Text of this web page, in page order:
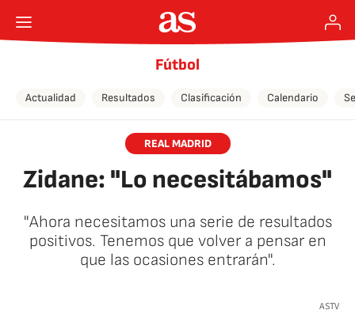
Fútbol
Actualidad Resultados Clasificación Calendario
REAL MADRID
Zidane: "Lo necesitábamos"
"Ahora necesitamos una serie de resultados
positivos. Tenemos que volver a pensar en
que las ocasiones entrarán".
ASTV